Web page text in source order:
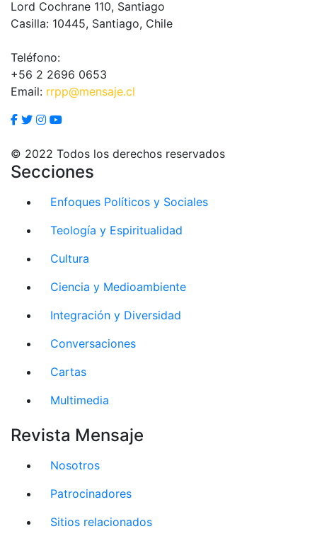
Lord Cochrane 110, Santiago
Casilla: 10445, Santiago, Chile
Teléfono:
+56 2 2696 0653
Email: rrpp@mensaje.cl
© 2022 Todos los derechos reservados
Secciones
Enfoques Políticos y Sociales
Teología y Espiritualidad
Cultura
Ciencia y Medioambiente
Integración y Diversidad
Conversaciones
Cartas
Multimedia
Revista Mensaje
Nosotros
Patrocinadores
Sitios relacionados